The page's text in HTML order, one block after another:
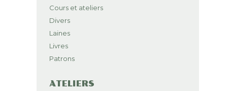
Cours et ateliers
Divers
Laines
Livres
Patrons
ATELIERS